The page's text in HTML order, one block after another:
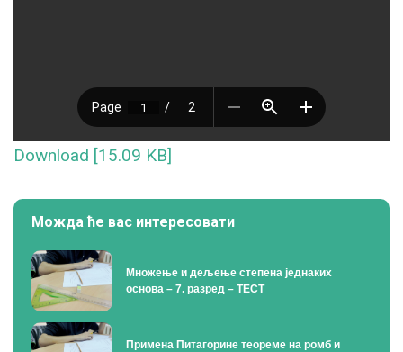
Download [15.09 KB]
Можда ће вас интересовати
Множење и дељење степена једнаких
основа – 7. разред – ТЕСТ
Примена Питагорине теореме на ромб и